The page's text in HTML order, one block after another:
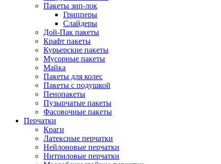
Пакеты зип-лок
Грипперы
Слайдеры
Дой-Пак пакеты
Крафт пакеты
Курьерские пакеты
Мусорные пакеты
Майка
Пакеты для колес
Пакеты с подушкой
Пенопакеты
Пузырчатые пакеты
Фасовочные пакеты
Перчатки
Краги
Латексные перчатки
Нейлоновые перчатки
Нитриловые перчатки